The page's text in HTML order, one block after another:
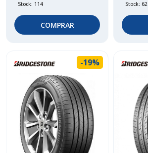
Stock: 114
COMPRAR
Stock: 62
-19%